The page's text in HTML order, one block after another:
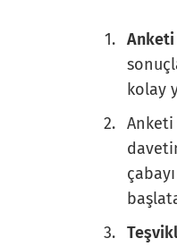
Anketi
kolay